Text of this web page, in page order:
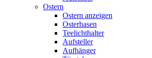
Ostern
Ostern anzeigen
Osterhasen
Teelichthalter
Aufsteller
Aufhänger